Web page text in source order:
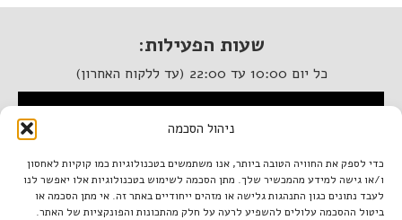
ניהול הסכמה
כדי לספק את החוויה הטובה ביותר, אנו משתמשים בטכנולוגיות כמו קוקיות לאחסון
ו/או גישה למידע מהמכשיר שלך. מתן הסכמה לשימוש בטכנולוגיות אלו יאפשר לנו
לעבד נתונים כגון התנהגות גלישה או מזהים ייחודיים באתר זה. אי מתן הסכמה או
ביטול ההסכמה עלולים להשפיע לרעה על חלק מהתכונות והפונקציות של האתר.
שעות הפעילות:
כל יום 10:00 עד 22:00 (עד ללקוח האחרון)
המסעדה נגישה לנכים
איטלקיה בתחנה
מתחם התחנה, תל אביב.
טל. 03-933-1922